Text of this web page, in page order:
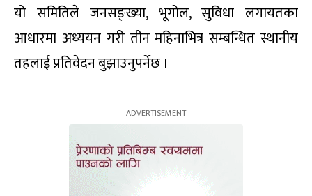
यो समितिले जनसङ्ख्या, भूगोल, सुविधा लगायतका
आधारमा अध्ययन गरी तीन महिनाभित्र सम्बन्धित स्थानीय
तहलाई प्रतिवेदन बुझाउनुपर्नेछ ।